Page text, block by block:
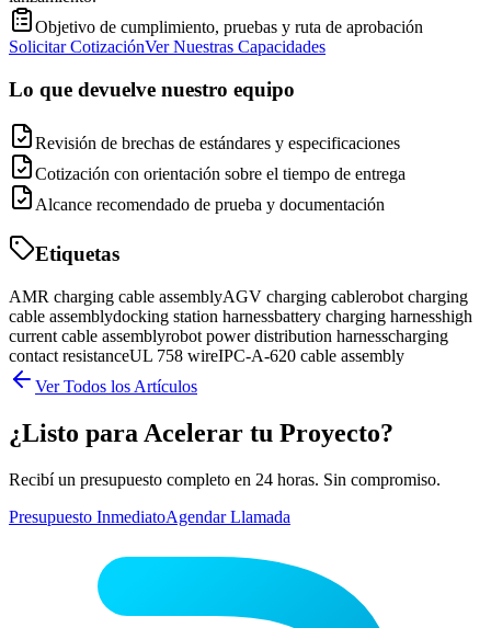
Objetivo de cumplimiento, pruebas y ruta de aprobación
Solicitar CotizaciónVer Nuestras Capacidades
Lo que devuelve nuestro equipo
Revisión de brechas de estándares y especificaciones
Cotización con orientación sobre el tiempo de entrega
Alcance recomendado de prueba y documentación
Etiquetas
AMR charging cable assemblyAGV charging cablerobot charging
cable assemblydocking station harnessbattery charging harnesshigh
current cable assemblyrobot power distribution harnesscharging
contact resistanceUL 758 wireIPC-A-620 cable assembly
Ver Todos los Artículos
¿Listo para Acelerar tu Proyecto?
Recibí un presupuesto completo en 24 horas. Sin compromiso.
Presupuesto InmediatoAgendar Llamada